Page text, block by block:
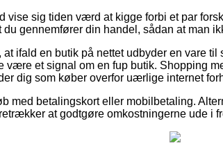
vise sig tiden værd at kigge forbi et par
du gennemfører din handel, sådan at man
at ifald en butik på nettet udbyder en vare
være et signal om en fup butik. Shopping
dig som køber overfor uærlige internet
med betalingskort eller mobilbetaling.
at godtgøre omkostningerne ude i